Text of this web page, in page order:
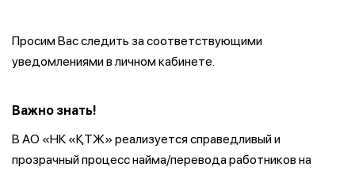
Просим Вас следить за соответствующими
уведомлениями в личном кабинете.
Важно знать!
В АО «НК «ҚТЖ» реализуется справедливый и
прозрачный процесс найма/перевода работников на